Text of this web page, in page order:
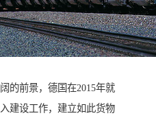
的前景，德国在2015年就
建设工作，建立如此货物